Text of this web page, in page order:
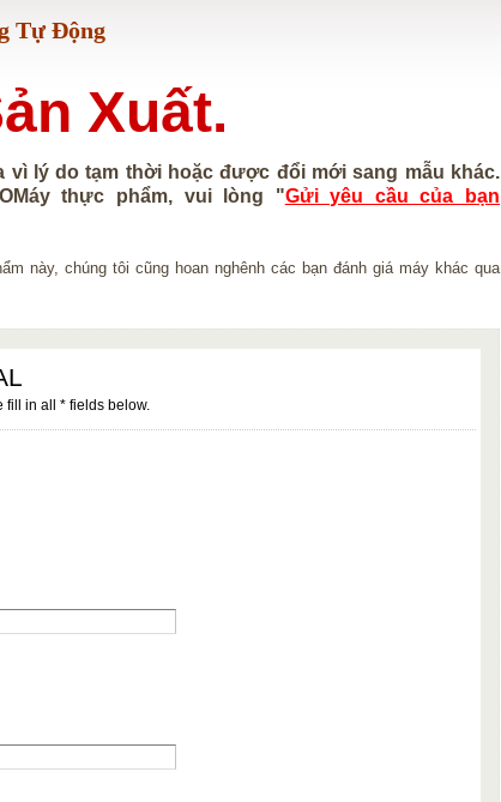
Tự Động
Xuất.
vì lý do tạm thời hoặc được đổi mới sang mẫu khác.
thực phẩm, vui lòng "Gửi yêu cầu của bạn
này, chúng tôi cũng hoan nghênh các bạn đánh giá máy khác qua